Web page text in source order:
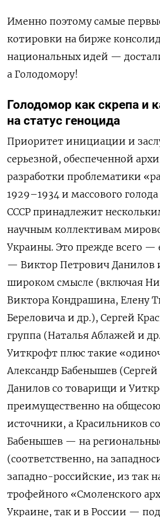
Именно поэтому самые
котировки на бирже
национальных идей —
а Голодомору!
Голодомор как скрепа и
на статус геноцида
Приоритет инициации и
серьезной, обеспеченной
разработки проблематики
1929–1934 и массового
СССР принадлежит
научным коллективам
Украины. Это прежде всего —
— Виктор Петрович Данилов
широком смысле (включая
Виктора Кондрашина, Елену
Береловича и др.), Сергей
группа (Наталья Аблажей и
Уиткрофт плюс такие
Александр Бабенышев
Данилов со товарищи и
преимущественно на
источники, а Красильников
Бабенышев — на
(соответственно, на
западно-российские, из так
трофейного «Смоленского
Украине, так и в России —